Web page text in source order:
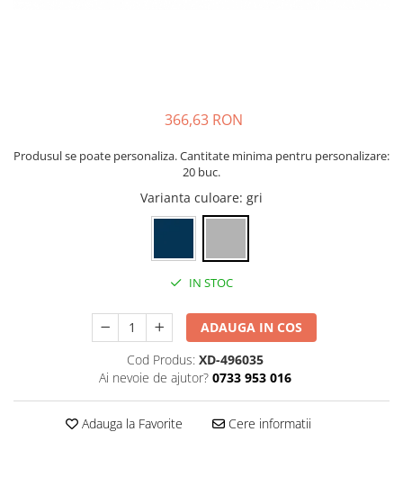
Textmarkere
Carioci si creioane colorate
Rezerve instrumente scris
Curatenie si igiena
Produse Antibacteriene
Articole pentru baie
366,63 RON
Produsul se poate personaliza. Cantitate minima pentru personalizare:
20 buc.
Varianta culoare: gri
IN STOC
ADAUGA IN COS
Cod Produs: XD-496035
Ai nevoie de ajutor? 0733 953 016
Adauga la Favorite Cere informatii